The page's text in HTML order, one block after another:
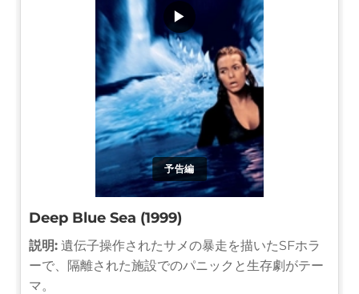
予告編
▶
Deep Blue Sea (1999)
説明: 遺伝子操作されたサメの暴走を描いたSFホラ
ーで、隔離された施設でのパニックと生存劇がテー
マ。